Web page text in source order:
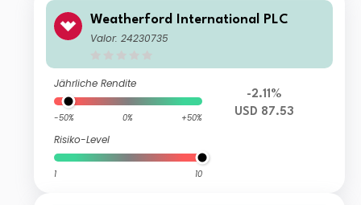
Weatherford International PLC
Valor: 24230735
Jährliche Rendite
-50% 0% +50%
Risiko-Level
1 10
-2.11%
USD 87.53